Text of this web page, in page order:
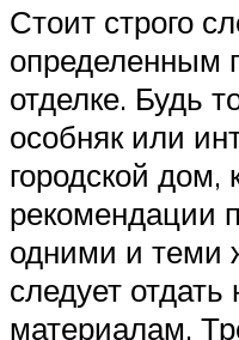
Стоит строго
определенным
отделке. Будь
особняк или
городской дом,
рекомендации
одними и теми
следует
материалам.